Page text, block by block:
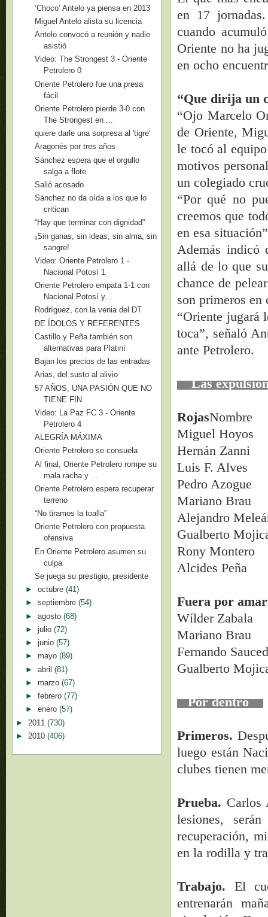
en 17
cuando
Oriente no ha
en ocho
“Que dirija un
“Ojo Marcelo
de Oriente,
le tocó al
motivos
un colegiado
“Por qué no
creemos que
en esa
Además indicó
allá de lo que
chance de
son primeros
“Oriente jugará
toca”, señaló
ante Petrolero.
Las
Rojas
Miguel
Hernán
Luis F.
Pedro
Mariano
Alejandro
Gualberto
Rony
Alcides
Fuera por
Wílder
Mariano
Fernando
Gualberto
Por dentro
Primeros.
luego están
clubes tienen
Prueba. Carlos
lesiones,
recuperación,
en la rodilla y
Trabajo. El
entrenarán
‘Choco’ Antelo ya piensa en 2013
Miguel Antelo alista su licencia
Antelo convocó a reunión y nadie
asistió
Video: The Strongest 3 - Oriente
Petrolero 0
Oriente Petrolero fue una presa
fácil
Oriente Petrolero pierde 3-0 con
The Strongest en ...
quiere darle una sorpresa al 'tigre'
Aragonés por tres años
Sánchez espera que el orgullo
salga a flote
Salió acosado
Sánchez no da oída a los que lo
critican
“Hay que terminar con dignidad”
¡Sin ganas, sin ideas, sin alma, sin
sangre!
Video: Oriente Petrolero 1 -
Nacional Potosí 1
Oriente Petrolero empata 1-1 con
Nacional Potosí y...
Rodríguez, con la venia del DT
DE ÍDOLOS Y REFERENTES
Castillo y Peña también son
alternativas para Platiní
Bajan los precios de las entradas
Arias, del susto al alivio
57 AÑOS, UNA PASIÓN QUE NO
TIENE FIN
Video: La Paz FC 3 - Oriente
Petrolero 4
ALEGRÍA MÁXIMA
Oriente Petrolero se consuela
Al final, Oriente Petrolero rompe su
mala racha y ...
Oriente Petrolero espera recuperar
terreno
“No tiramos la toalla”
Oriente Petrolero con propuesta
ofensiva
En Oriente Petrolero asumen su
culpa
Se juega su prestigio, presidente
► octubre (41)
► septiembre (54)
► agosto (68)
► julio (72)
► junio (57)
► mayo (89)
► abril (81)
► marzo (67)
► febrero (77)
► enero (57)
► 2011 (730)
► 2010 (406)